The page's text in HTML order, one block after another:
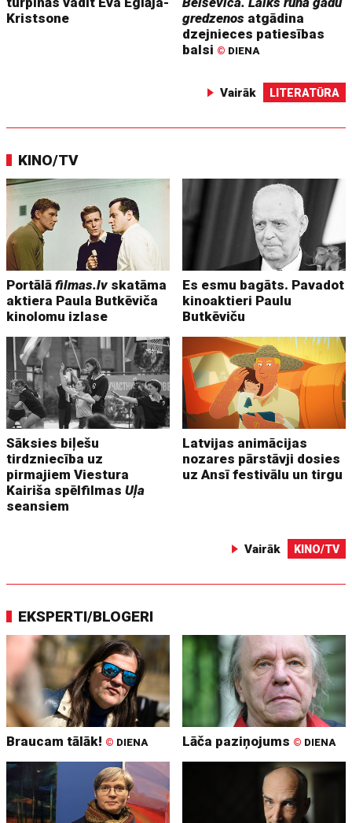
Kristsone
gredzenos atgādina
dzejnieces patiesības
balsi © DIENA
Vairāk LITERATŪRA
KINO/TV
Portālāfilmas.lv skatāma
aktiera Paula Butkēviča
kinolomu izlase
Es esmu bagāts. Pavadot
kinoaktieri Paulu
Butkēviču
Sāksies biļešu
tirdzniecība uz
pirmajiem Viestura
Kairiša spēlfilmasUļa
seansiem
Latvijas animācijas
nozares pārstāvji dosies
uz Ansī festivālu un tirgu
Vairāk KINO/TV
EKSPERTI/BLOGERI
Braucam tālāk! © DIENA Lāča paziņojums © DIENA